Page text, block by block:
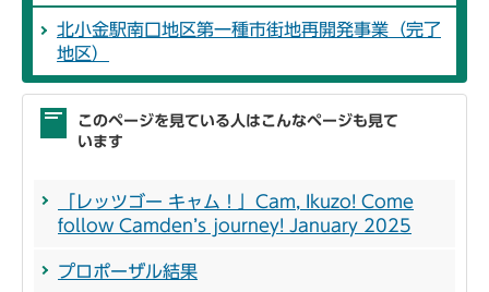
北小金駅南口地区第一種市街地再開発事業（完了
地区）
このページを見ている人はこんなページも見て
います
「レッツゴー キャム！」Cam, Ikuzo! Come
follow Camden’s journey! January 2025
プロポーザル結果